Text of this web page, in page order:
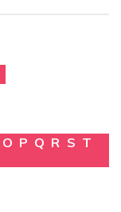
O P Q R S T